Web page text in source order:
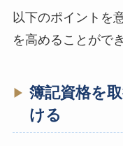
以下のポイントを
を高めることがで
簿記資格を
ける